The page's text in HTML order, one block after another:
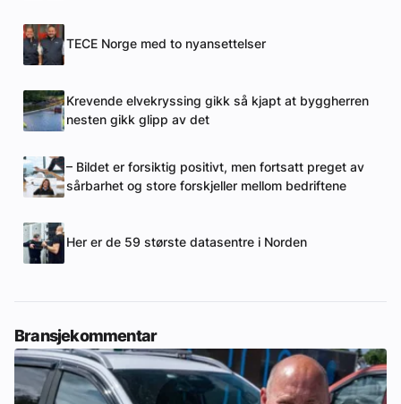
TECE Norge med to nyansettelser
Krevende elvekryssing gikk så kjapt at byggherren
nesten gikk glipp av det
– Bildet er forsiktig positivt, men fortsatt preget av
sårbarhet og store forskjeller mellom bedriftene
Her er de 59 største datasentre i Norden
Bransjekommentar